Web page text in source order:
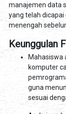
manajemen data
yang telah
menengah
Keunggulan
Mahasiswa
komputer
guna
sesuai